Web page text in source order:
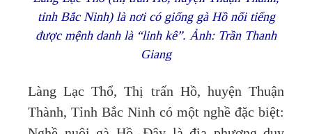
tỉnh Bắc Ninh) là nơi có giống gà Hồ nổi tiếng
được mệnh danh là “linh kê”. Ảnh: Trần Thanh
Giang
Làng Lạc Thổ, Thị trấn Hồ, huyện Thuận
Thành, Tỉnh Bắc Ninh có một nghề đặc biệt: